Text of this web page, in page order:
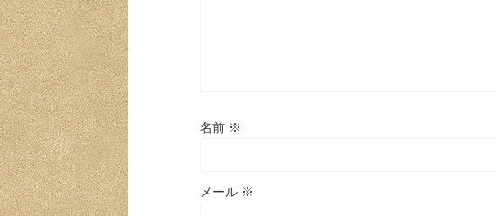
名前 ※
メール ※